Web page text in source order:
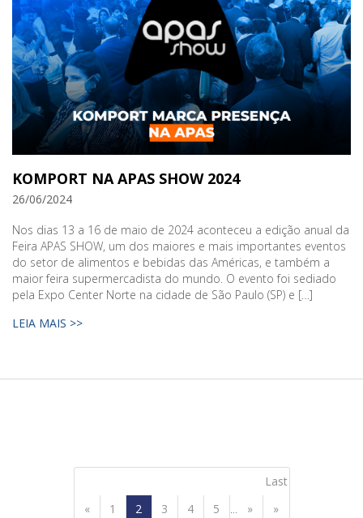
KOMPORT NA APAS SHOW 2024
26/06/2024
Nos dias 13 a 16 de maio de 2024 aconteceu a edição anual da
Feira APAS SHOW, um dos maiores e mais importantes eventos
do setor de alimentos e bebidas das Américas, e também a
maior feira supermercadista do mundo. O evento foi sediado
pela Expo Center Norte na cidade de São Paulo (SP) e […]
LEIA MAIS >>
« 1 2 3 4 5 ... »
Last
»